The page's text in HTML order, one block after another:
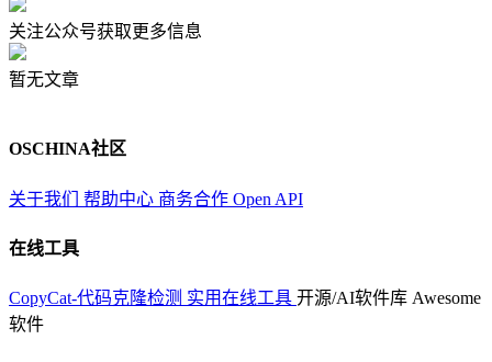
关注公众号获取更多信息
暂无文章
OSCHINA社区
关于我们 帮助中心 商务合作 Open API
在线工具
CopyCat-代码克隆检测 实用在线工具 开源/AI软件库 Awesome
软件